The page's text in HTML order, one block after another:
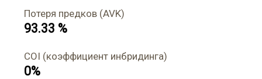
Потеря предков (AVK)
93.33 %
COI (коэффициент инбридинга)
0%